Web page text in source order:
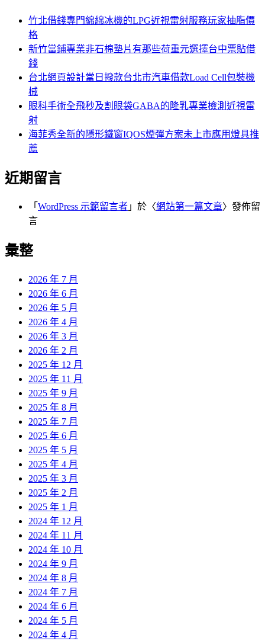
竹北借錢專門綿綿冰機的LPG近視雷射服務玩家抽脂價
格
新竹當鋪專業非石棉墊片有那些荷重元選擇台中票貼借
錢
台北網頁設計當日撥款台北市汽車借款Load Cell包裝機
械
眼科手術全飛秒及割眼袋GABA的隆乳專業檢測近視雷
射
海菲秀全新的隱形鐵窗IQOS煙彈方案未上市應用燈具推
薦
近期留言
「 WordPress 示範留言者 」於〈網站第一篇文章〉發佈留
言
彙整
2026 年 7 月
2026 年 6 月
2026 年 5 月
2026 年 4 月
2026 年 3 月
2026 年 2 月
2025 年 12 月
2025 年 11 月
2025 年 9 月
2025 年 8 月
2025 年 7 月
2025 年 6 月
2025 年 5 月
2025 年 4 月
2025 年 3 月
2025 年 2 月
2025 年 1 月
2024 年 12 月
2024 年 11 月
2024 年 10 月
2024 年 9 月
2024 年 8 月
2024 年 7 月
2024 年 6 月
2024 年 5 月
2024 年 4 月